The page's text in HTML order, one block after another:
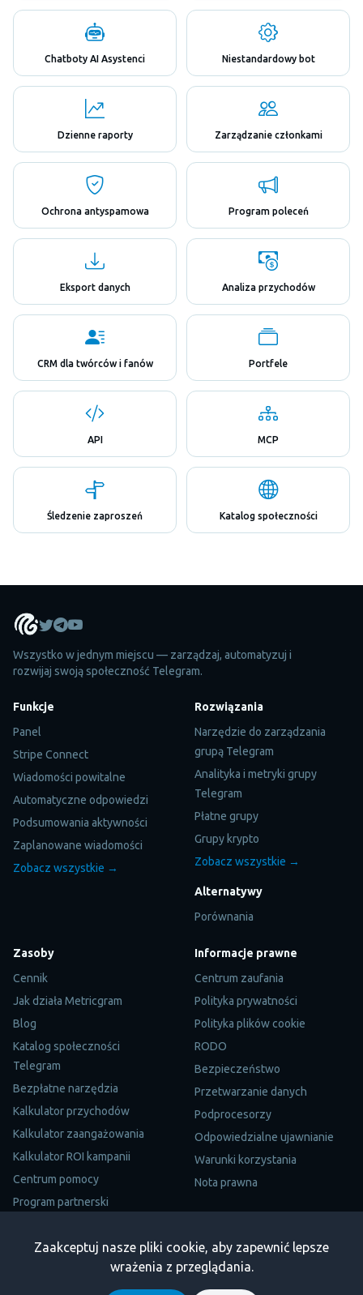
Chatboty AI Asystenci Niestandardowy bot
Dzienne raporty Zarządzanie członkami
Ochrona antyspamowa Program poleceń
Eksport danych Analiza przychodów
CRM dla twórców i fanów Portfele
API MCP
Śledzenie zaproszeń Katalog społeczności
Zaakceptuj nasze pliki cookie, aby zapewnić lepsze
wrażenia z przeglądania.
Wszystko w jednym miejscu — zarządzaj, automatyzuj i
rozwijaj swoją społeczność Telegram.
Funkcje
Panel
Stripe Connect
Wiadomości powitalne
Automatyczne odpowiedzi
Podsumowania aktywności
Zaplanowane wiadomości
Zobacz wszystkie →
Rozwiązania
Narzędzie do zarządzania
grupą Telegram
Analityka i metryki grupy
Telegram
Płatne grupy
Grupy krypto
Zobacz wszystkie →
Alternatywy
Porównania
Zasoby
Cennik
Jak działa Metricgram
Blog
Katalog społeczności
Telegram
Bezpłatne narzędzia
Kalkulator przychodów
Kalkulator zaangażowania
Kalkulator ROI kampanii
Centrum pomocy
Program partnerski
Trustpilot
Informacje prawne
Centrum zaufania
Polityka prywatności
Polityka plików cookie
RODO
Bezpieczeństwo
Przetwarzanie danych
Podprocesorzy
Odpowiedzialne ujawnianie
Warunki korzystania
Nota prawna